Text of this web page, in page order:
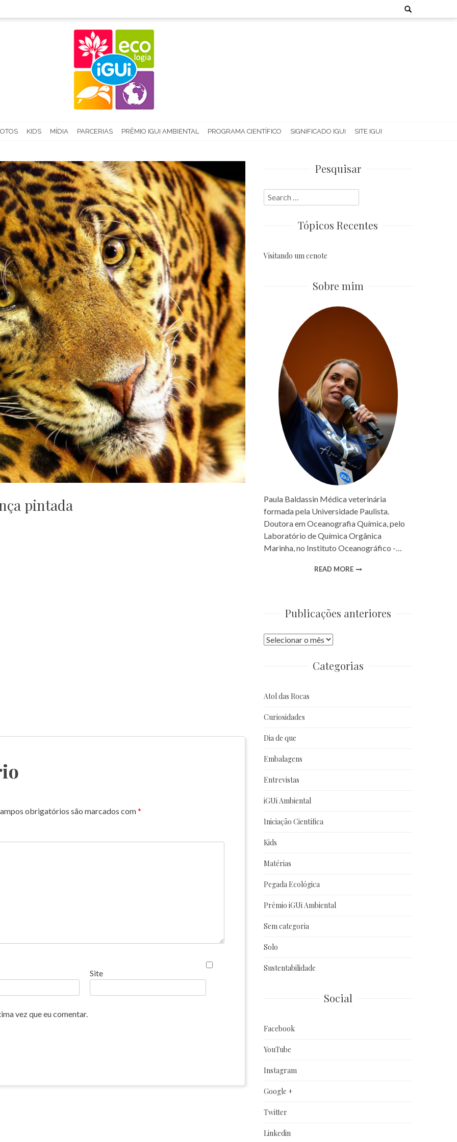
Search
for:
KIDS MÍDIA PARCERIAS PRÊMIO IGUI AMBIENTAL PROGRAMA CIENTÍFICO SIGNIFICADO IGUI SITE IGUI
pintada
obrigatórios são marcados com*
Site
vez que eu comentar.
Pesquisar
Search
for:
Tópicos Recentes
Visitando um cenote
Sobre mim
Paula Baldassin Médica veterinária
formada pela Universidade Paulista.
Doutora em Oceanografia Química, pelo
Laboratório de Química Orgânica
Marinha, no Instituto Oceanográfico -…
READ MORE
Publicações anteriores
Publicações
Categorias
Atol das Rocas
Curiosidades
Dia de que
Embalagens
Entrevistas
iGUi Ambiental
Iniciação Científica
Kids
Matérias
Pegada Ecológica
Prêmio iGUi Ambiental
Sem categoria
Solo
Sustentabilidade
Social
Facebook
YouTube
Instagram
Google +
Twitter
Linkedin